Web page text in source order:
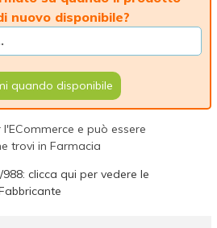
nuovo disponibile?
quando disponibile
e può essere
trovi in Farmacia
clicca qui per vedere le